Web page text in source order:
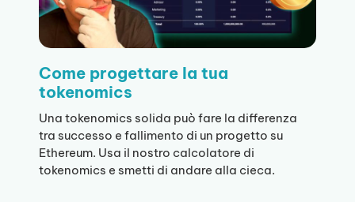
Come progettare la tua
tokenomics
Una tokenomics solida può fare la differenza
tra successo e fallimento di un progetto su
Ethereum. Usa il nostro calcolatore di
tokenomics e smetti di andare alla cieca.